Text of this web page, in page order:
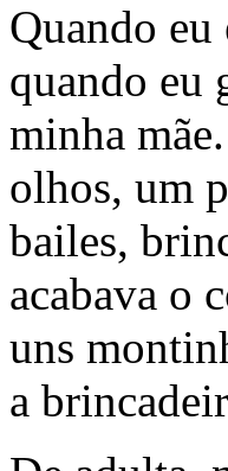
Quando eu
quando eu
minha
olhos, um
bailes,
acabava o
uns
a